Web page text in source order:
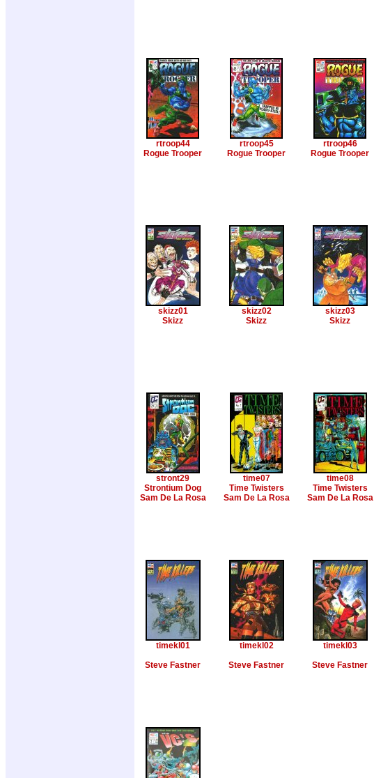
rtroop44
Rogue Trooper
rtroop45
Rogue Trooper
rtroop46
Rogue Trooper
skizz01
Skizz
skizz02
Skizz
skizz03
Skizz
stront29
Strontium Dog
Sam De La Rosa
time07
Time Twisters
Sam De La Rosa
time08
Time Twisters
Sam De La Rosa
timekl01
Steve Fastner
timekl02
Steve Fastner
timekl03
Steve Fastner